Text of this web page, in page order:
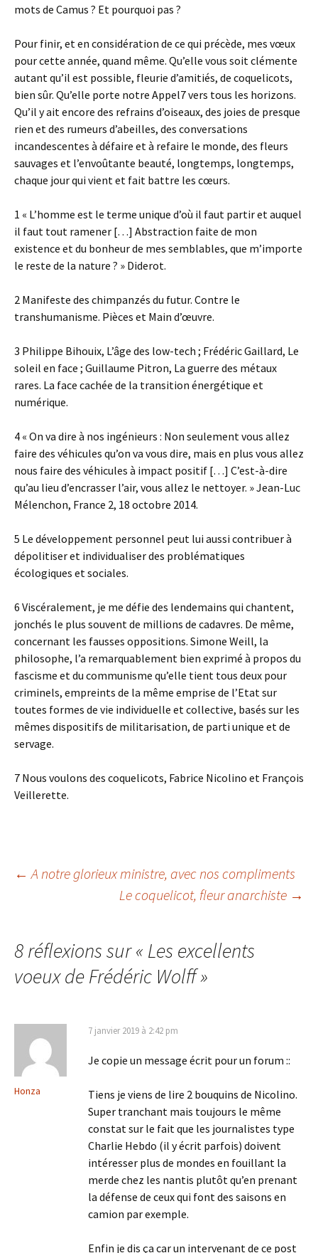
mots de Camus ? Et pourquoi pas ?
Pour finir, et en considération de ce qui précède, mes vœux
pour cette année, quand même. Qu’elle vous soit clémente
autant qu’il est possible, fleurie d’amitiés, de coquelicots,
bien sûr. Qu’elle porte notre Appel7 vers tous les horizons.
Qu’il y ait encore des refrains d’oiseaux, des joies de presque
rien et des rumeurs d’abeilles, des conversations
incandescentes à défaire et à refaire le monde, des fleurs
sauvages et l’envoûtante beauté, longtemps, longtemps,
chaque jour qui vient et fait battre les cœurs.
1 « L’homme est le terme unique d’où il faut partir et auquel
il faut tout ramener […] Abstraction faite de mon
existence et du bonheur de mes semblables, que m’importe
le reste de la nature ? » Diderot.
2 Manifeste des chimpanzés du futur. Contre le
transhumanisme. Pièces et Main d’œuvre.
3 Philippe Bihouix, L’âge des low-tech ; Frédéric Gaillard, Le
soleil en face ; Guillaume Pitron, La guerre des métaux
rares. La face cachée de la transition énergétique et
numérique.
4 « On va dire à nos ingénieurs : Non seulement vous allez
faire des véhicules qu’on va vous dire, mais en plus vous allez
nous faire des véhicules à impact positif […] C’est-à-dire
qu’au lieu d’encrasser l’air, vous allez le nettoyer. » Jean-Luc
Mélenchon, France 2, 18 octobre 2014.
5 Le développement personnel peut lui aussi contribuer à
dépolitiser et individualiser des problématiques
écologiques et sociales.
6 Viscéralement, je me défie des lendemains qui chantent,
jonchés le plus souvent de millions de cadavres. De même,
concernant les fausses oppositions. Simone Weill, la
philosophe, l’a remarquablement bien exprimé à propos du
fascisme et du communisme qu’elle tient tous deux pour
criminels, empreints de la même emprise de l’Etat sur
toutes formes de vie individuelle et collective, basés sur les
mêmes dispositifs de militarisation, de parti unique et de
servage.
7 Nous voulons des coquelicots, Fabrice Nicolino et François
Veillerette.
Navigation
articles
← A notre glorieux ministre, avec nos compliments
Le coquelicot, fleur anarchiste →
8 réflexions sur « Les excellents
voeux de Frédéric Wolff»
Honza
7 janvier 2019 à 2:42 pm
Je copie un message écrit pour un forum ::
Tiens je viens de lire 2 bouquins de Nicolino.
Super tranchant mais toujours le même
constat sur le fait que les journalistes type
Charlie Hebdo (il y écrit parfois) doivent
intéresser plus de mondes en fouillant la
merde chez les nantis plutôt qu’en prenant
la défense de ceux qui font des saisons en
camion par exemple.
Enfin je dis ça car un intervenant de ce post